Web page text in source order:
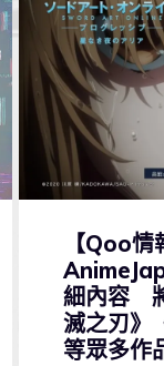
【Qoo
細內容
滅之刃》
等眾多作